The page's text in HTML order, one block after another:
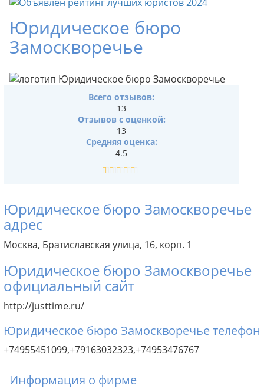
Юридическое бюро
Замоскворечье
Юридическое бюро Замоскворечье
адрес
Москва, Братиславская улица, 16, корп. 1
Юридическое бюро Замоскворечье
официальный сайт
http://justtime.ru/
Юридическое бюро Замоскворечье телефон
+74955451099,+79163032323,+74953476767
Всего отзывов:
13
Отзывов с оценкой:
13
Средняя оценка:
4.5
Информация о фирме